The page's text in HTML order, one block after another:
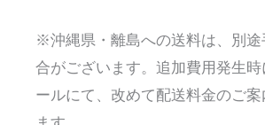
※沖縄県・離島への送料は、別
合がございます。追加費用発生
ールにて、改めて配送料金のご